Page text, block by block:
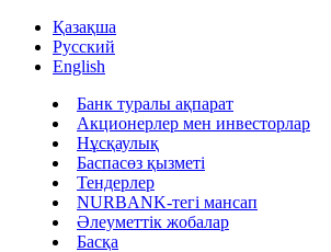
Қазақша
Русский
English
Банк туралы ақпарат
Акционерлер мен инвесторлар
Нұсқаулық
Баспасөз қызметі
Тендерлер
NURBANK-тегі мансап
Әлеуметтік жобалар
Басқа